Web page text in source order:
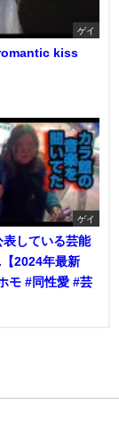
ゲイ
kiss
ゲイ
表している芸能
【2024年最新
モ #同性愛 #芸